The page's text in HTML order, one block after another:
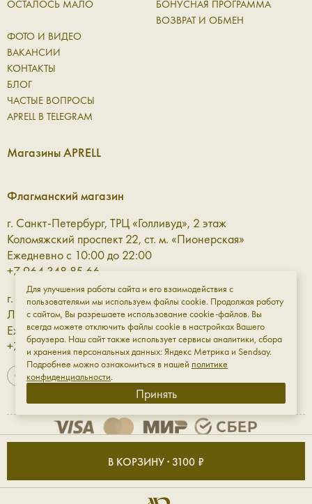
В КОРЗИНУ · 3100 ₽
ОСТАЛОСЬ МАЛО
БОНУСНАЯ ПРОГРАММА
ВОЗВРАТ И ОБМЕН
ФОТО И ВИДЕО
ВАКАНСИИ
КОНТАКТЫ
БЛОГ
ЧАСТЫЕ ВОПРОСЫ
APRELL В TELEGRAM
Магазины APRELL
Флагманский магазин
г. Санкт-Петербург, ТРЦ «Голливуд», 2 этаж
Коломяжский проспект 22, ст. м. «Пионерская»
Ежедневно с 10:00 до 22:00
+7 964 348 85 66
г. Санкт-Петербург, ТРЦ «Галерея» 3 этаж
Лиговский проспект, 30а, ст. м. «Площадь Восстания»
Ежедневно с 10:00 до 23:00
+7 961 811-18-98
ИП Мирфазы Сергей Владимирович ИНН: 501820516976
Для улучшения работы сайта и его взаимодействия с
пользователями мы используем файлы cookie. Продолжая работу
с сайтом, Вы разрешаете использование cookie-файлов. Вы
всегда можете отключить файлы cookie в настройках Вашего
браузера. Наш сайт также использует сервисы аналитики, сбора
и хранения персональных данных: Яндекс Метрика и Sendsay.
Подробнее можно ознакомиться в нашей политике
конфиденциальности.
Принять